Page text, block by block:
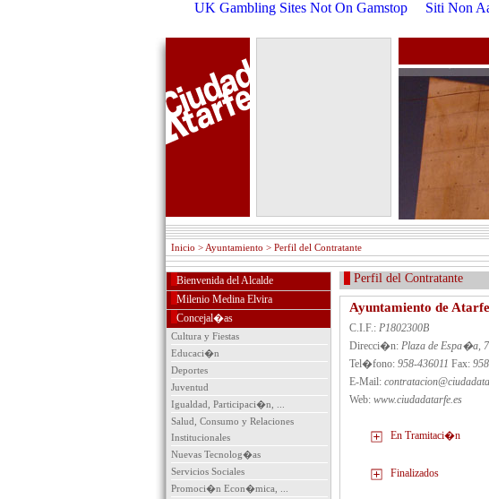
UK Gambling Sites Not On Gamstop Siti Non
Inicio > Ayuntamiento > Perfil del Contratante
Bienvenida del Alcalde
Milenio Medina Elvira
Concejal�as
Cultura y Fiestas
Educaci�n
Deportes
Juventud
Igualdad, Participaci�n, ...
Salud, Consumo y Relaciones
Institucionales
Nuevas Tecnolog�as
Servicios Sociales
Promoci�n Econ�mica, ...
Perfil del Contratante
Ayuntamiento de Atarfe
C.I.F.: P1802300B
Direcci�n: Plaza de Espa�a,
Tel�fono: 958-436011 Fax:
E-Mail:
Web: www.ciudadatarfe.es
En Tramitaci�n
Finalizados